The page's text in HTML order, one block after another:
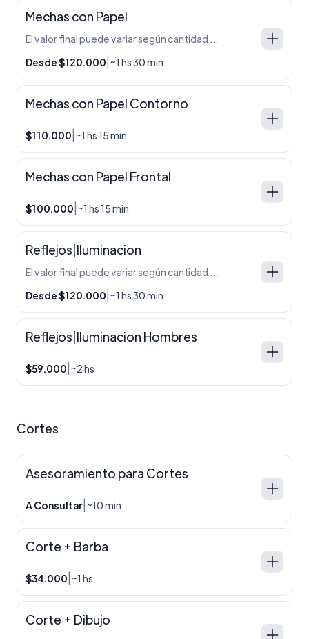
Mechas con Papel
Desde $120.000 ~1 hs 30 min
Mechas con Papel Contorno
$110.000 ~1 hs 15 min
Mechas con Papel Frontal
$100.000 ~1 hs 15 min
Reflejos|Iluminacion
Desde $120.000 ~1 hs 30 min
Reflejos|Iluminacion Hombres
$59.000 ~2 hs
Cortes
Asesoramiento para Cortes
A Consultar ~10 min
Corte + Barba
$34.000 ~1 hs
Corte + Dibujo